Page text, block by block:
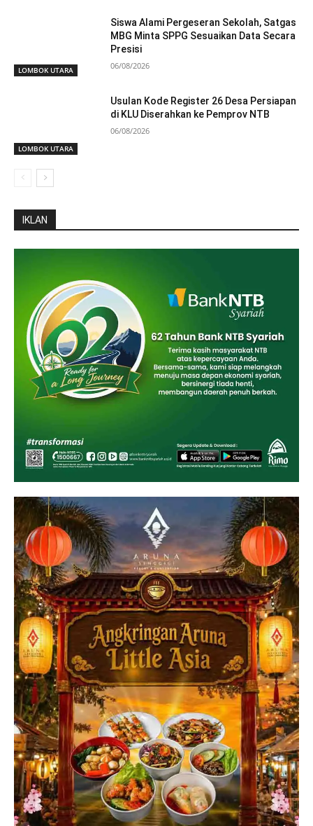
LOMBOK UTARA
Siswa Alami Pergeseran Sekolah, Satgas
MBG Minta SPPG Sesuaikan Data Secara
Presisi
06/08/2026
LOMBOK UTARA
Usulan Kode Register 26 Desa Persiapan
di KLU Diserahkan ke Pemprov NTB
06/08/2026
IKLAN